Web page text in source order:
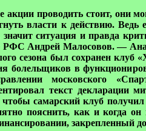
акции проводить стоит, они
власти к действию.
значит ситуация и правда
РФС Андрей Малосовов. —
сезона был сохранен клуб
болельщиков в
московского
текст декларации
самарский клуб
пояснить, как и когда